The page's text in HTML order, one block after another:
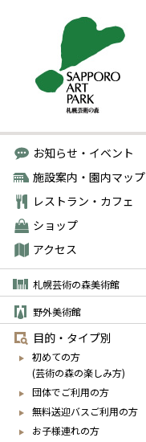
お知らせ・イベント
施設案内・園内マップ
レストラン・カフェ
ショップ
アクセス
札幌芸術の森美術館
野外美術館
目的・タイプ別
初めての方
(芸術の森の楽しみ方)
団体でご利用の方
無料送迎バスご利用の方
お子様連れの方